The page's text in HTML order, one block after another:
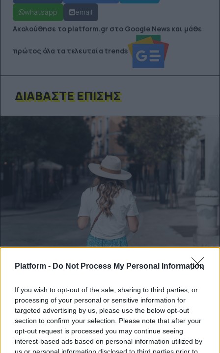
Platform - Do Not Process My Personal Information
If you wish to opt-out of the sale, sharing to third parties, or
processing of your personal or sensitive information for
targeted advertising by us, please use the below opt-out
section to confirm your selection. Please note that after your
opt-out request is processed you may continue seeing
interest-based ads based on personal information utilized by
whatsapp
email
Ακολούθησε το platform.gr στο Google News και μάθε
πρώτος όλα τα τελευταία trends
ΔΙΑΒΆΣΤΕ ΕΠΊΣΗΣ
έχουμε τις λύσεις
Ξέμεινες στην πόλη; Αυτό δεν σημαίνει
ότι δεν θα περάσεις τέλεια.
Κλέλια Φατούρου